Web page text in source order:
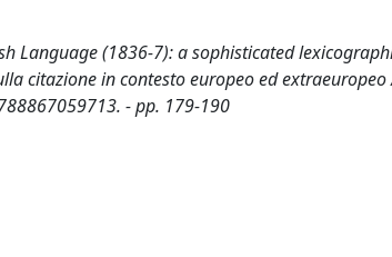
Language (1836-7): a sophisticated
citazione in contesto europeo ed
- pp. 179-190